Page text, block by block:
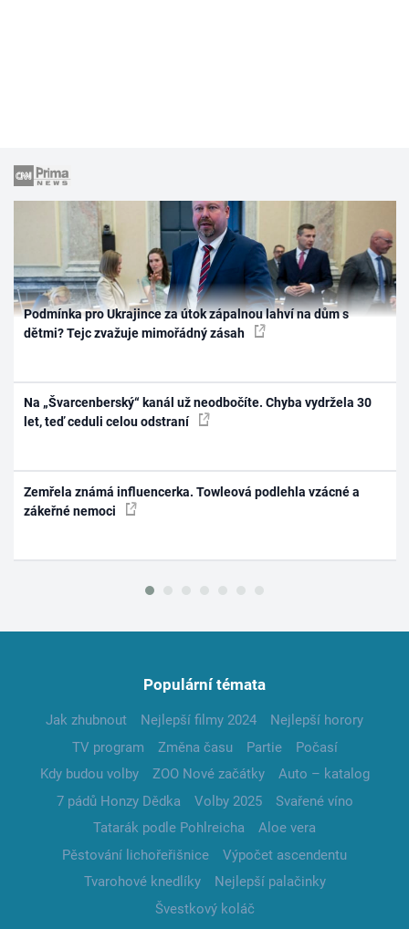
Podmínka pro Ukrajince za útok zápalnou lahví na dům s
dětmi? Tejc zvažuje mimořádný zásah
Na „Švarcenberský“ kanál už neodbočíte. Chyba vydržela 30
let, teď ceduli celou odstraní
Zemřela známá influencerka. Towleová podlehla vzácné a
zákeřné nemoci
Populární témata
Jak zhubnout Nejlepší filmy 2024
Nejlepší horory
TV program
Změna času Partie
Počasí
Kdy budou volby
ZOO Nové začátky
Auto – katalog
7 pádů Honzy Dědka
Volby 2025
Svařené víno
Tatarák podle Pohlreicha
Aloe vera
Pěstování lichořeřišnice
Výpočet ascendentu
Tvarohové knedlíky
Nejlepší palačinky
Švestkový koláč